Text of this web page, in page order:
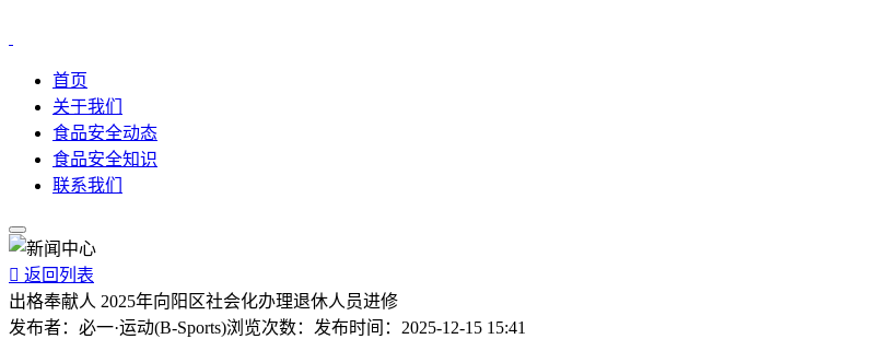
首页
关于我们
食品安全动态
食品安全知识
联系我们
 返回列表
出格奉献人 2025年向阳区社会化办理退休人员进修
发布者： 必一·运动(B-Sports)浏览次数： 发布时间： 2025-12-15 15:41